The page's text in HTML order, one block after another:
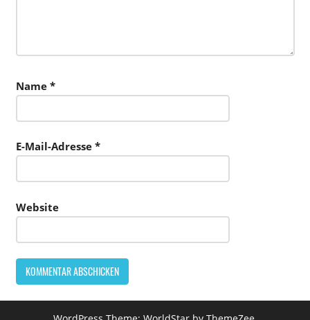
Name *
E-Mail-Adresse *
Website